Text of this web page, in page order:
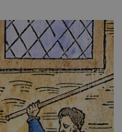
statečných